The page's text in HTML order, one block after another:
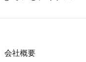
会社概要